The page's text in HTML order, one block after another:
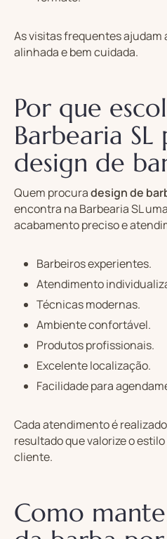
As visitas frequentes ajudam
alinhada e bem cuidada.
Por que
Barbearia
design de
Quem procuradesign de
encontra na Barbearia SL
acabamento preciso e
Barbeiros experientes.
Atendimento
Técnicas modernas.
Ambiente confortável.
Produtos profissionais.
Excelente localização.
Facilidade para
Cada atendimento é
resultado que valorize o
cliente.
Como